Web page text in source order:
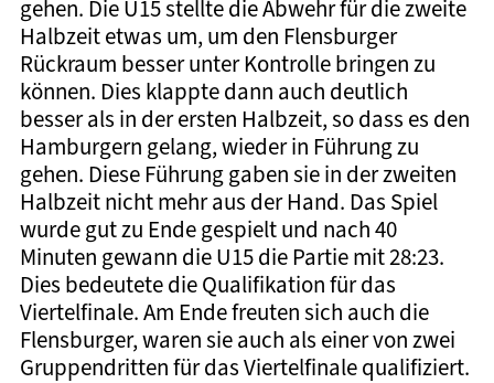
gehen. Die U15 stellte die Abwehr für die zweite
Halbzeit etwas um, um den Flensburger
Rückraum besser unter Kontrolle bringen zu
können. Dies klappte dann auch deutlich
besser als in der ersten Halbzeit, so dass es den
Hamburgern gelang, wieder in Führung zu
gehen. Diese Führung gaben sie in der zweiten
Halbzeit nicht mehr aus der Hand. Das Spiel
wurde gut zu Ende gespielt und nach 40
Minuten gewann die U15 die Partie mit 28:23.
Dies bedeutete die Qualifikation für das
Viertelfinale. Am Ende freuten sich auch die
Flensburger, waren sie auch als einer von zwei
Gruppendritten für das Viertelfinale qualifiziert.